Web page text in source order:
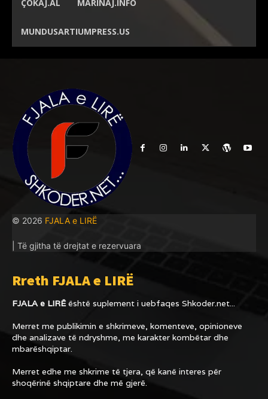
ÇOKAJ.AL MARINAJ.INFO
MUNDUSARTIUMPRESS.US
© 2026 FJALA e LIRË
| Të gjitha të drejtat e rezervuara
Rreth FJALA e LIRË
FJALA e LIRËështë suplement i uebfaqes Shkoder.net...
Merret me publikimin e shkrimeve, komenteve, opinioneve
dhe analizave të ndryshme, me karakter kombëtar dhe
mbarëshqiptar.
Merret edhe me shkrime të tjera, që kanë interes për
shoqërinë shqiptare dhe më gjerë.